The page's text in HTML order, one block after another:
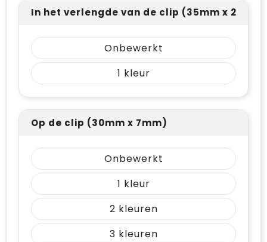
In het verlengde van de clip (35mm x 21mm)
Onbewerkt
1
Op de clip (30mm x 7mm)
Onbewerkt
1
2
3